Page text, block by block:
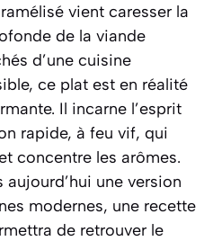
vient caresser la
de la viande
d’une cuisine
ce plat est en réalité
Il incarne l’esprit
rapide, à feu vif, qui
concentre les arômes.
une version
modernes, une recette
de retrouver le